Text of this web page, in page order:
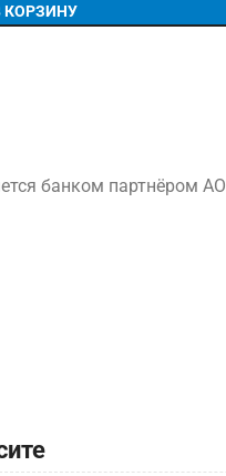
КОРЗИНУ
банком партнёром АО